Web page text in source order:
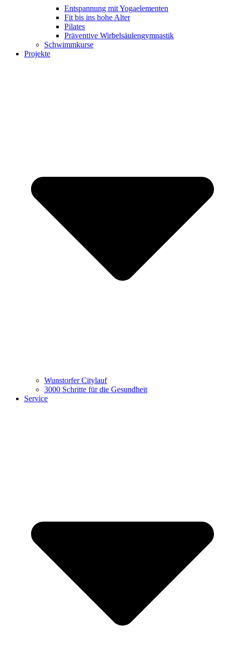
Entspannung mit Yogaelementen
Fit bis ins hohe Alter
Pilates
Präventive Wirbelsäulengymnastik
Schwimmkurse
Projekte
Wunstorfer Citylauf
3000 Schritte für die Gesundheit
Service